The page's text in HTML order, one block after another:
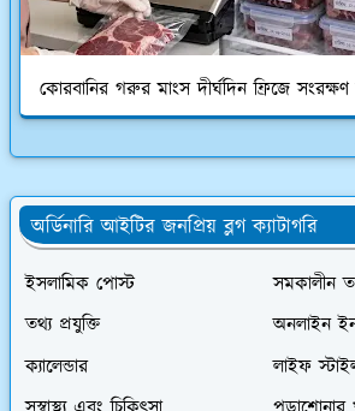
কোরবানির গরুর মাংস দীর্ঘদিন ফ্রিজে
অর্ডিনারি আইটির জনপ্রিয় ব্লগ ক্যাটাগরি
ইসলামিক পোস্ট
সমকালীন
তথ্য প্রযুক্তি
অনলাইন
ক্যালেন্ডার
লাইফ